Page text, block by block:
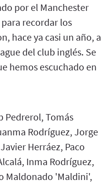
por el Manchester
recordar los
hace ya casi un año, a
del club inglés. Se
hemos escuchado en
Pedrerol, Tomás
Rodríguez, Jorge
Herráez, Paco
Inma Rodríguez,
Maldonado 'Maldini',